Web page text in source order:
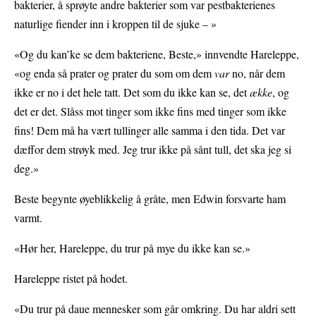
bakterier, å sprøyte andre bakterier som var pestbakterienes
naturlige fiender inn i kroppen til de sjuke – »
«Og du kan’ke se dem bakteriene, Beste,» innvendte Hareleppe,
«og enda så prater og prater du som om demvarno, når dem
ikke er no i det hele tatt. Det som du ikke kan se, detække, og
det er det. Slåss mot tinger som ikke fins med tinger som ikke
fins! Dem må ha vært tullinger alle samma i den tida. Det var
dæffor dem strøyk med. Jeg trur ikke på sånt tull, det ska jeg si
deg.»
Beste begynte øyeblikkelig å gråte, men Edwin forsvarte ham
varmt.
«Hør her, Hareleppe, du trur på mye du ikke kan se.»
Hareleppe ristet på hodet.
«Du trur på daue mennesker som går omkring. Du har aldri sett